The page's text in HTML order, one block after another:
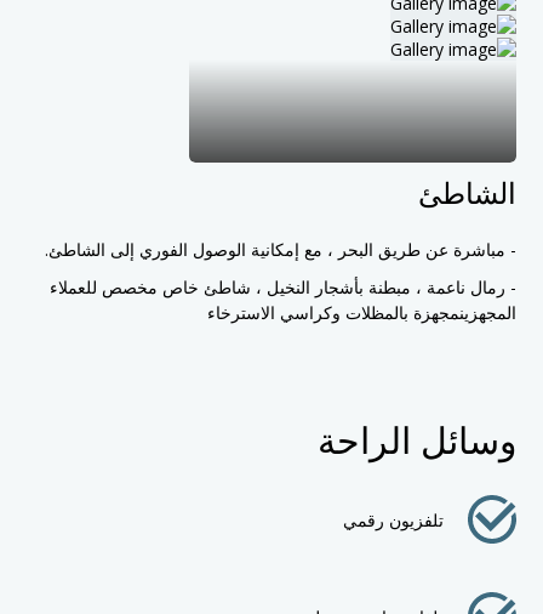
الشاطئ
- مباشرة عن طريق البحر ، مع إمكانية الوصول الفوري إلى الشاطئ.
- رمال ناعمة ، مبطنة بأشجار النخيل ، شاطئ خاص مخصص للعملاء
المجهزينمجهزة بالمظلات وكراسي الاسترخاء
وسائل الراحة
تلفزيون رقمي